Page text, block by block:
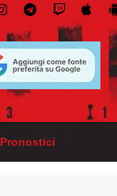
Pronostici